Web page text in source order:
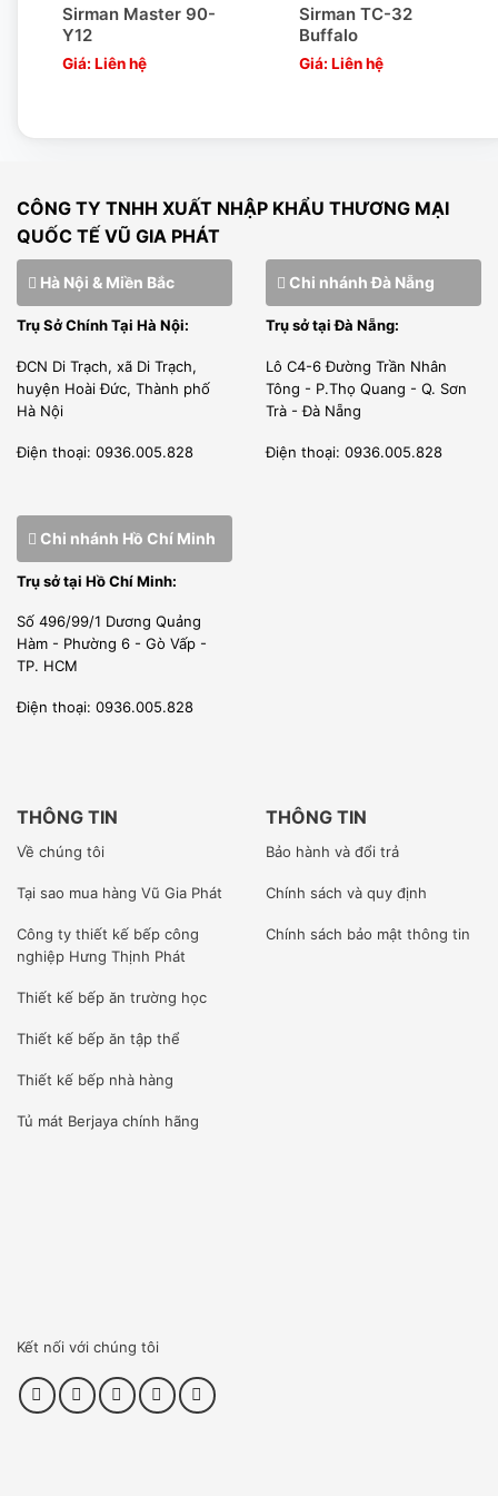
Máy xay thịt Sirman, model TC 22 Nevada:
– Thân máy hoàn toàn bằng thép không gỉ AISI 304.
– Động cơ IP 55 tự thông gió mạnh mẽ để sử dụng liên tục.
– Hộp giảm tốc trong bể dầu với bánh răng mặt đất.
– Nhóm mài sản xuất cao hoàn toàn bằng thép không gỉ.
mài.
– Bộ điều khiển bằng thép không gỉ IP 67 có đảo ngược
Sirman Master 90-
Y12
Giá: Liên hệ
Sirman TC-32
Buffalo
Giá: Liên hệ
CÔNG TY TNHH XUẤT NHẬP KHẨU THƯƠNG MẠI
QUỐC TẾ VŨ GIA PHÁT
Hà Nội & Miền Bắc
Trụ Sở Chính Tại Hà Nội:
ĐCN Di Trạch, xã Di Trạch,
huyện Hoài Đức, Thành phố
Hà Nội
Điện thoại: 0936.005.828
Chi nhánh Đà Nẵng
Trụ sở tại Đà Nẵng:
Lô C4-6 Đường Trần Nhân
Tông - P.Thọ Quang - Q. Sơn
Trà - Đà Nẵng
Điện thoại: 0936.005.828
Chi nhánh Hồ Chí Minh
Trụ sở tại Hồ Chí Minh:
Số 496/99/1 Dương Quảng
Hàm - Phường 6 - Gò Vấp -
TP. HCM
Điện thoại: 0936.005.828
THÔNG TIN
Về chúng tôi
Tại sao mua hàng Vũ Gia Phát
Công ty thiết kế bếp công
nghiệp Hưng Thịnh Phát
Thiết kế bếp ăn trường học
Thiết kế bếp ăn tập thể
Thiết kế bếp nhà hàng
Tủ mát Berjaya chính hãng
THÔNG TIN
Bảo hành và đổi trả
Chính sách và quy định
Chính sách bảo mật thông tin
Kết nối với chúng tôi